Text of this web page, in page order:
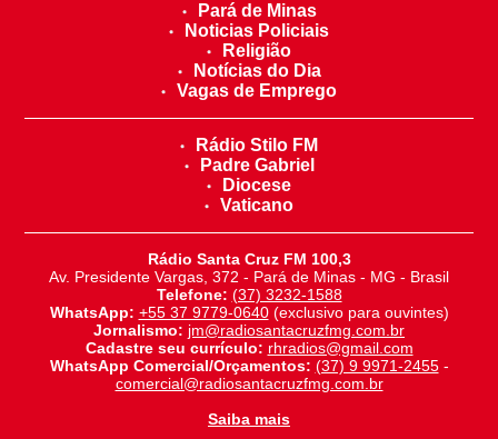
Pará de Minas
Noticias Policiais
Religião
Notícias do Dia
Vagas de Emprego
Rádio Stilo FM
Padre Gabriel
Diocese
Vaticano
Rádio Santa Cruz FM 100,3
Av. Presidente Vargas, 372 - Pará de Minas - MG - Brasil
Telefone: (37) 3232-1588
WhatsApp: +55 37 9779-0640(exclusivo para ouvintes)
Jornalismo: jm@radiosantacruzfmg.com.br
Cadastre seu currículo: rhradios@gmail.com
WhatsApp Comercial/Orçamentos: (37) 9 9971-2455-
comercial@radiosantacruzfmg.com.br
Saiba mais